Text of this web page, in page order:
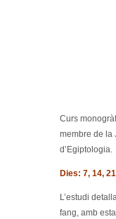
Curs
membre de la
d’Egiptologia.
Dies: 7, 14,
L’estudi
fang, amb